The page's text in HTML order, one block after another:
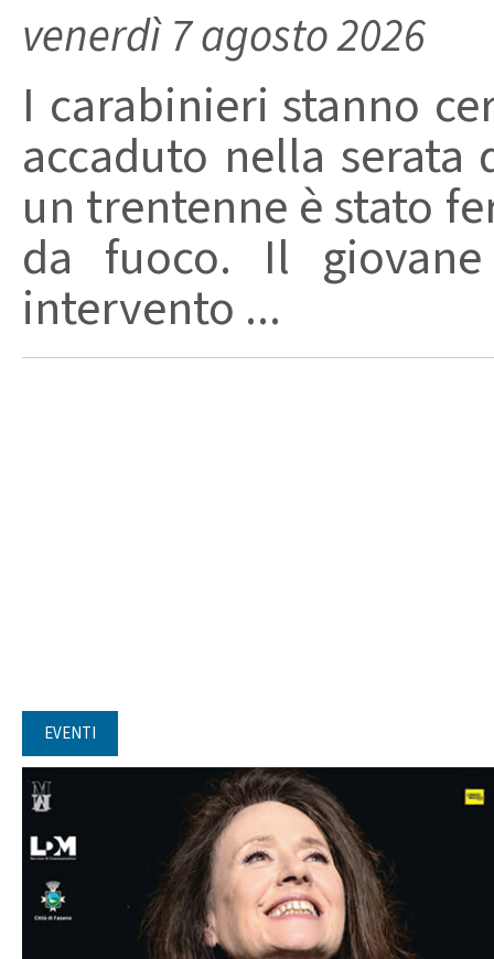
venerdì 7 agosto 2026
I carabinieri stanno
accaduto nella serata
un trentenne è stato
da fuoco. Il
intervento ...
EVENTI